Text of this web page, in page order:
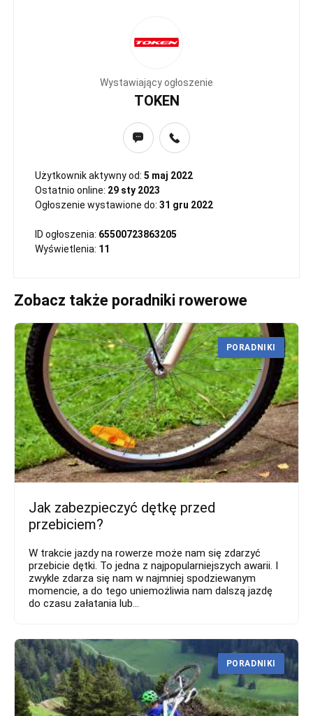
Wystawiający ogłoszenie
TOKEN
Użytkownik aktywny od: 5 maj 2022
Ostatnio online: 29 sty 2023
Ogłoszenie wystawione do: 31 gru 2022
ID ogłoszenia: 65500723863205
Wyświetlenia: 11
Zobacz także poradniki rowerowe
Jak zabezpieczyć dętkę przed
przebiciem?
W trakcie jazdy na rowerze może nam się zdarzyć
przebicie dętki. To jedna z najpopularniejszych awarii. I
zwykle zdarza się nam w najmniej spodziewanym
momencie, a do tego uniemożliwia nam dalszą jazdę
do czasu załatania lub...
PORADNIKI
PORADNIKI